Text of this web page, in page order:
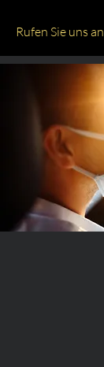
Rufen Sie uns an